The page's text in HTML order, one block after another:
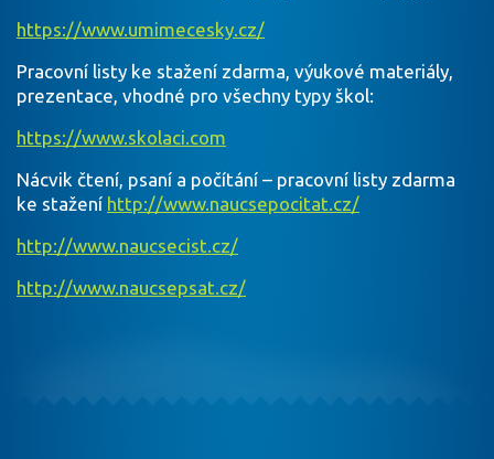
https://www.umimecesky.cz/
Pracovní listy ke stažení zdarma, výukové materiály,
prezentace, vhodné pro všechny typy škol:
https://www.skolaci.com
Nácvik čtení, psaní a počítání – pracovní listy zdarma
ke stažení http://www.naucsepocitat.cz/
http://www.naucsecist.cz/
http://www.naucsepsat.cz/